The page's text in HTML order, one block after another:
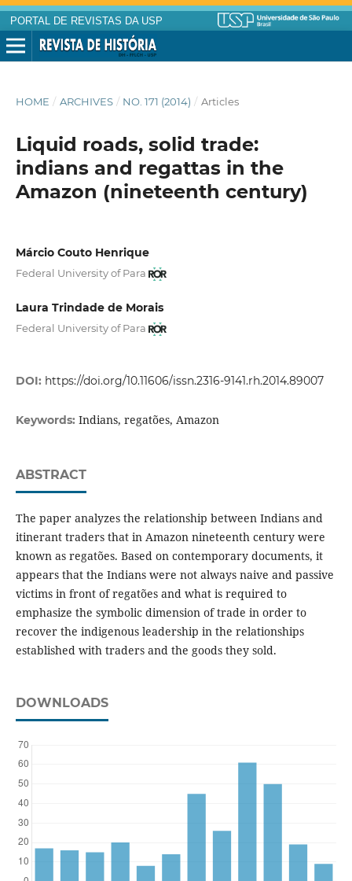
PORTAL DE REVISTAS DA USP
HOME / ARCHIVES / NO. 171 (2014) / Articles
Liquid roads, solid trade:
indians and regattas in the
Amazon (nineteenth century)
Márcio Couto Henrique
Federal University of Para
Laura Trindade de Morais
Federal University of Para
DOI: https://doi.org/10.11606/issn.2316-9141.rh.2014.89007
Keywords: Indians, regatões, Amazon
ABSTRACT
The paper analyzes the relationship between Indians and
itinerant traders that in Amazon nineteenth century were
known as regatões. Based on contemporary documents, it
appears that the Indians were not always naive and passive
victims in front of regatões and what is required to
emphasize the symbolic dimension of trade in order to
recover the indigenous leadership in the relationships
established with traders and the goods they sold.
DOWNLOADS